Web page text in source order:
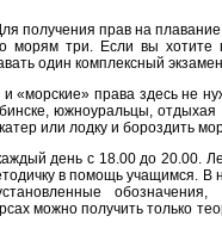
получения прав на
три. Если вы хотите
один комплексный
«морские» права здесь не
южноуральцы, отдыхая
или лодку и бороздить
день с 18.00 до 20.00.
в помощь учащимся. В
обозначения,
можно получить только